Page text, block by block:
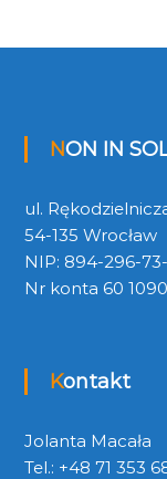
NON IN
ul.
54-135 Wrocław
NIP: 894-296-
Nr konta 60
Kontakt
Jolanta Macała
Tel.: +48 71 353